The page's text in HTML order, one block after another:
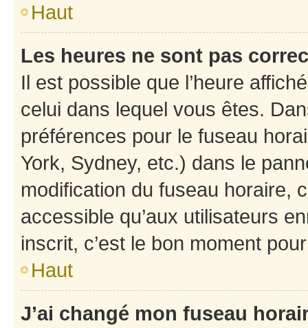
Haut
Les heures ne sont pas
Il est possible que l’heure
celui dans lequel vous êtes.
préférences pour le fuseau
York, Sydney, etc.) dans le
modification du fuseau horaire,
accessible qu’aux utilisateurs
inscrit, c’est le bon moment
Haut
J’ai changé mon fuseau